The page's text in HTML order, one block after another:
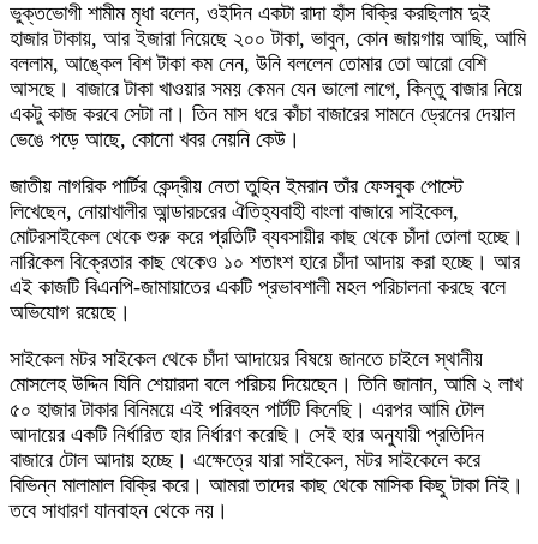
ভুক্তভোগী শামীম মৃধা বলেন, ওইদিন একটা রাদা হাঁস বিক্রি করছিলাম দুই
হাজার টাকায়, আর ইজারা নিয়েছে ২০০ টাকা, ভাবুন, কোন জায়গায় আছি, আমি
বললাম, আঙ্কেল বিশ টাকা কম নেন, উনি বললেন তোমার তো আরো বেশি
আসছে। বাজারে টাকা খাওয়ার সময় কেমন যেন ভালো লাগে, কিন্তু বাজার নিয়ে
একটু কাজ করবে সেটা না। তিন মাস ধরে কাঁচা বাজারের সামনে ড্রেনের দেয়াল
ভেঙে পড়ে আছে, কোনো খবর নেয়নি কেউ।
জাতীয় নাগরিক পার্টির কেন্দ্রীয় নেতা তুহিন ইমরান তাঁর ফেসবুক পোস্টে
লিখেছেন, নোয়াখালীর আন্ডারচরের ঐতিহ্যবাহী বাংলা বাজারে সাইকেল,
মোটরসাইকেল থেকে শুরু করে প্রতিটি ব্যবসায়ীর কাছ থেকে চাঁদা তোলা হচ্ছে।
নারিকেল বিক্রেতার কাছ থেকেও ১০ শতাংশ হারে চাঁদা আদায় করা হচ্ছে। আর
এই কাজটি বিএনপি-জামায়াতের একটি প্রভাবশালী মহল পরিচালনা করছে বলে
অভিযোগ রয়েছে।
সাইকেল মটর সাইকেল থেকে চাঁদা আদায়ের বিষয়ে জানতে চাইলে স্থানীয়
মোসলেহ উদ্দিন যিনি শেয়ারদা বলে পরিচয় দিয়েছেন। তিনি জানান, আমি ২ লাখ
৫০ হাজার টাকার বিনিময়ে এই পরিবহন পার্টটি কিনেছি। এরপর আমি টোল
আদায়ের একটি নির্ধারিত হার নির্ধারণ করেছি। সেই হার অনুযায়ী প্রতিদিন
বাজারে টোল আদায় হচ্ছে। এক্ষেত্রে যারা সাইকেল, মটর সাইকেলে করে
বিভিন্ন মালামাল বিক্রি করে। আমরা তাদের কাছ থেকে মাসিক কিছু টাকা নিই।
তবে সাধারণ যানবাহন থেকে নয়।